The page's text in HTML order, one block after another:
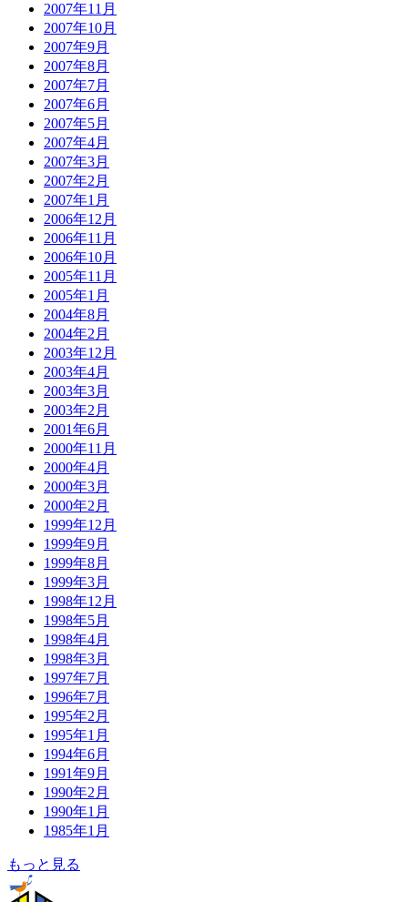
2007年11月
2007年10月
2007年9月
2007年8月
2007年7月
2007年6月
2007年5月
2007年4月
2007年3月
2007年2月
2007年1月
2006年12月
2006年11月
2006年10月
2005年11月
2005年1月
2004年8月
2004年2月
2003年12月
2003年4月
2003年3月
2003年2月
2001年6月
2000年11月
2000年4月
2000年3月
2000年2月
1999年12月
1999年9月
1999年8月
1999年3月
1998年12月
1998年5月
1998年4月
1998年3月
1997年7月
1996年7月
1995年2月
1995年1月
1994年6月
1991年9月
1990年2月
1990年1月
1985年1月
もっと見る